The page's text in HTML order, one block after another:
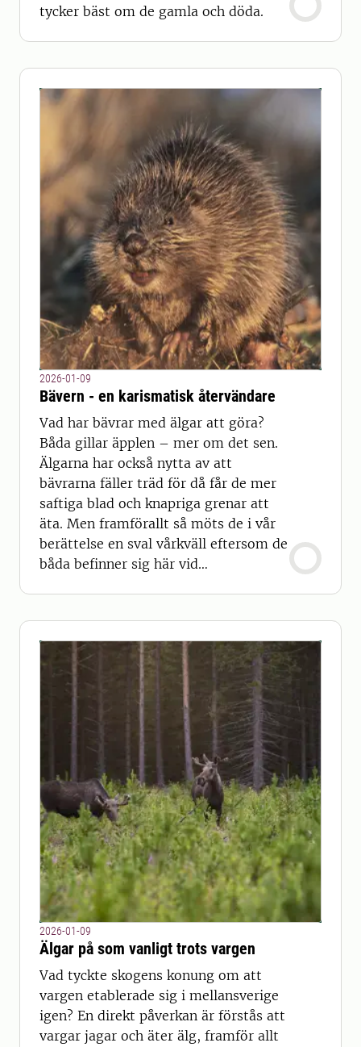
tycker bäst om de gamla och döda.
2026-01-09
Bävern - en karismatisk återvändare
Vad har bävrar med älgar att göra?
Båda gillar äpplen – mer om det sen.
Älgarna har också nytta av att
bävrarna fäller träd för då får de mer
saftiga blad och knapriga grenar att
äta. Men framförallt så möts de i vår
berättelse en sval vårkväll eftersom de
båda befinner sig här vid
2026-01-09
Älgar på som vanligt trots vargen
Vad tyckte skogens konung om att
vargen etablerade sig i mellansverige
igen? En direkt påverkan är förstås att
vargar jagar och äter älg, framför allt